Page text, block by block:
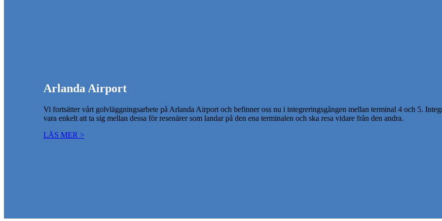
Arlanda Airport
Vi fortsätter vårt golvläggningsarbete på Arlanda Airport och befinner oss nu i integreringsgången mellan terminal 4 och 5.
vara enkelt att ta sig mellan dessa för resenärer som landar på den ena terminalen och ska resa vidare från den andra.
LÄS MER >